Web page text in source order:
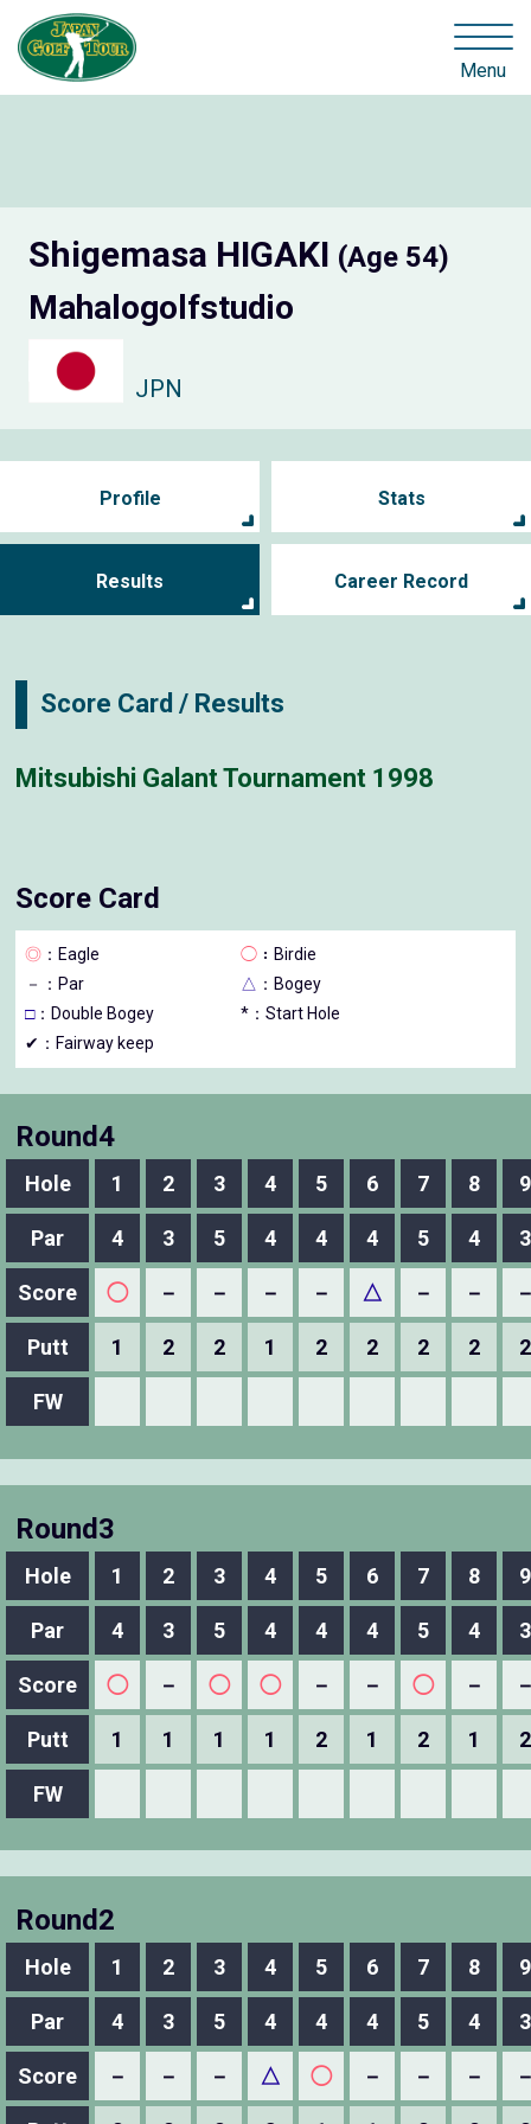
Menu
Shigemasa HIGAKI (Age 54)
Mahalogolfstudio
JPN
Profile Stats
Results Career Record
Score Card / Results
Mitsubishi Galant Tournament 1998
Score Card
◎ ：Eagle ◯ ：Birdie
－
：Par △ ：Bogey
□：Double Bogey
*：Start Hole
✔：Fairway keep
Round4
Hole 1 2 3 4 5 6 7 8 9
Par 4 3 5 4 4 4 5 4 3
Score ◯ － － － － △ － －
Putt 1 2 2 1 2 2 2 2 2
FW
Round3
Hole 1 2 3 4 5 6 7 8 9
Par 4 3 5 4 4 4 5 4 3
Score ◯ － ◯ ◯ － － ◯ －
Putt 1 1 1 1 2 1 2 1 2
FW
Round2
Hole 1 2 3 4 5 6 7 8 9
Par 4 3 5 4 4 4 5 4 3
Score － － － △ ◯ － － －